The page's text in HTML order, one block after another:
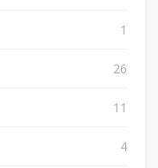
1
26
11
4